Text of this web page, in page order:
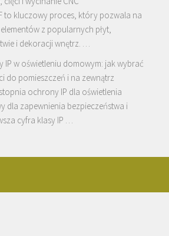
to kluczowy proces, który pozwala na
z popularnych płyt,
i dekoracji wnętrz. …
IP w oświetleniu domowym: jak wybrać
do pomieszczeń i na zewnątrz
ochrony IP dla oświetlenia
dla zapewnienia bezpieczeństwa i
cyfra klasy IP …